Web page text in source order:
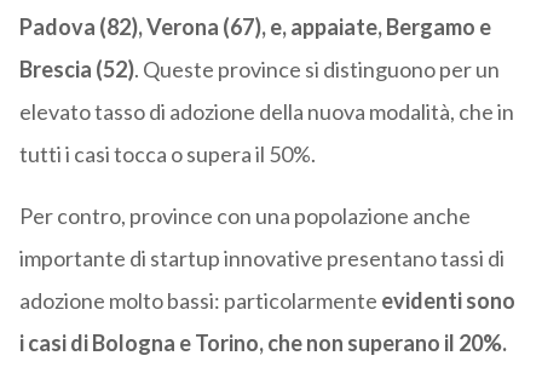
Padova (82), Verona (67), e, appaiate, Bergamo e
Brescia (52). Queste province si distinguono per un
elevato tasso di adozione della nuova modalità, che in
tutti i casi tocca o supera il 50%.
Per contro, province con una popolazione anche
importante di startup innovative presentano tassi di
adozione molto bassi: particolarmente evidenti sono
i casi di Bologna e Torino, che non superano il 20%.